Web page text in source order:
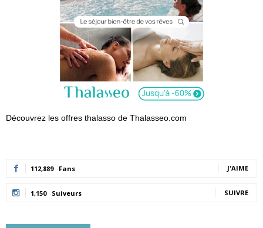
Découvrez les offres thalasso de Thalasseo.com
112,889 Fans J'AIME
1,150 Suiveurs SUIVRE